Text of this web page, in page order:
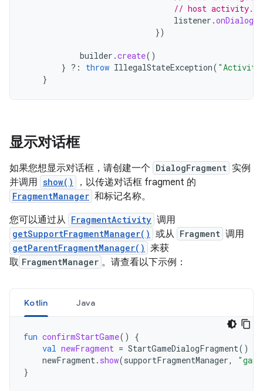
// host activity.
listener .
})
builder .create()
} ?: throw IllegalStateException( "Activity
}
显示对话框
如果您想显示对话框，请创建一个 DialogFragment 实例
并调用 show() ，以传递对话框 fragment 的
FragmentManager 和标记名称。
您可以通过从 FragmentActivity 调用
getSupportFragmentManager() 或从 Fragment 调用
getParentFragmentManager() 来获
取 FragmentManager 。请查看以下示例：
Kotlin Java
fun confirmStartGame()
{
val newFragment = StartGameDialogFragment()
newFragment . show(supportFragmentManager,
}